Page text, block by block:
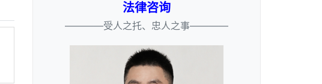
法律咨询
————受人之托、忠人之事————